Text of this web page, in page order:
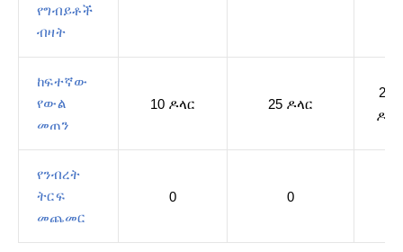
የግብይቶች
ብዛት
ከፍተኛው
የውል
መጠን
10 ዶላር 25 ዶላር
250
ዶላር
የንብረት
ትርፍ
መጨመር
0 0